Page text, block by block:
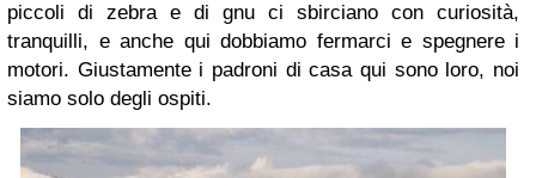
piccoli di zebra e di gnu ci sbirciano con curiosità,
tranquilli, e anche qui dobbiamo fermarci e spegnere i
motori. Giustamente i padroni di casa qui sono loro, noi
siamo solo degli ospiti.